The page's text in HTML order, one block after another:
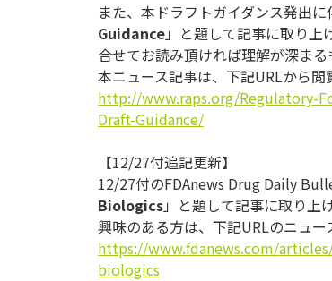
また、本ドラフトガイダンス発出
Guidance」と題して記事に取り上
合せてお読み頂ければ理解が深まる
本ニュース記事は、下記URLから閲
http://www.raps.org/Regulatory-
Draft-Guidance/
【12/27付追記更新】
12/27付のFDAnews Drug Daily
Biologics」と題して記事に取り上
興味のある方は、下記URLのニュー
https://www.fdanews.com/
biologics